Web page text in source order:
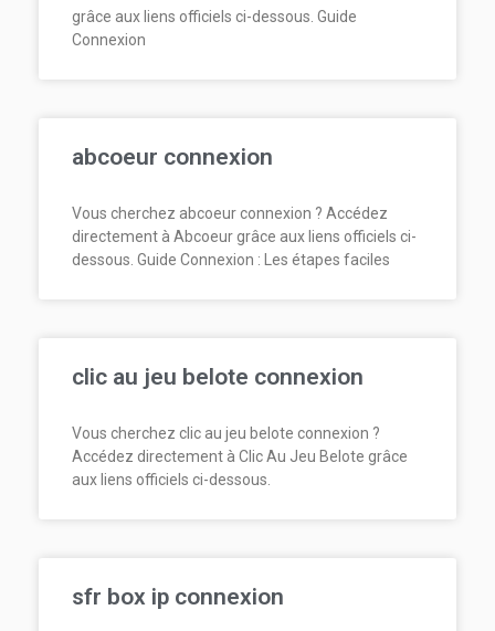
grâce aux liens officiels ci-dessous. Guide
Connexion
abcoeur connexion
Vous cherchez abcoeur connexion ? Accédez
directement à Abcoeur grâce aux liens officiels ci-
dessous. Guide Connexion : Les étapes faciles
clic au jeu belote connexion
Vous cherchez clic au jeu belote connexion ?
Accédez directement à Clic Au Jeu Belote grâce
aux liens officiels ci-dessous.
sfr box ip connexion